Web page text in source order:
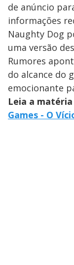
de anúncio
informações
Naughty Dog
uma versão
Rumores
do alcance do
emocionante
Leia a
Games - O